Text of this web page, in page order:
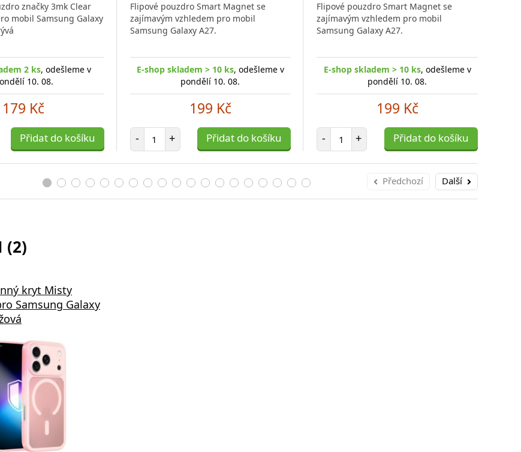
značky 3mk Clear
mobil Samsung Galaxy
2 ks, odešleme v
10. 08.
179 Kč
Přidat do košíku
Flipové pouzdro Smart Magnet se
zajímavým vzhledem pro mobil
Samsung Galaxy A27.
E-shop skladem > 10 ks, odešleme v
pondělí 10. 08.
199 Kč
- Počet položek
+ Přidat do košíku
Flipové pouzdro Smart Magnet se
zajímavým vzhledem pro mobil
Samsung Galaxy A27.
E-shop skladem > 10 ks, odešleme v
pondělí 10. 08.
199 Kč
- Počet položek
+ Přidat do košíku
Předchozí Další
(2)
kryt Misty
Samsung Galaxy